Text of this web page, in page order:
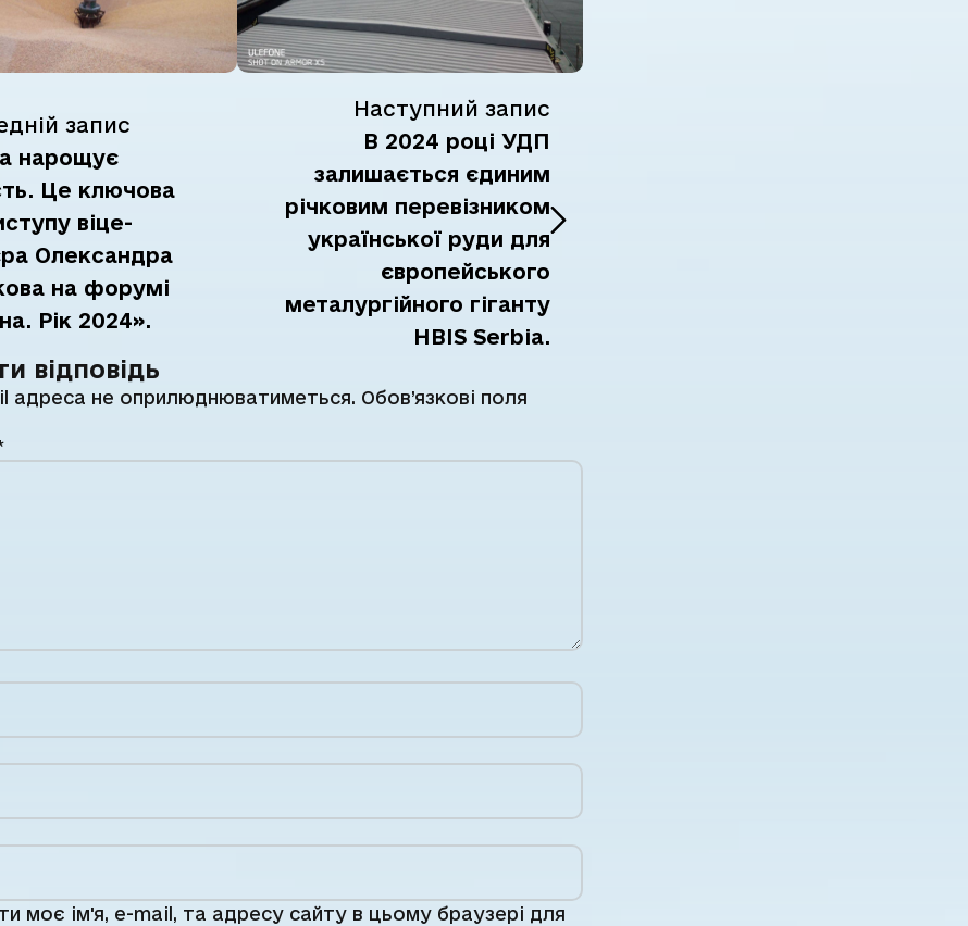
запис
нарощує
Це ключова
віце-
Олександра
на форумі
Рік 2024».
Наступний запис
В 2024 році УДП
залишається єдиним
річковим перевізником
української руди для
європейського
металургійного гіганту
HBIS Serbia.
відповідь
адреса не оприлюднюватиметься. Обов’язкові поля
моє ім'я, e-mail, та адресу сайту в цьому браузері для